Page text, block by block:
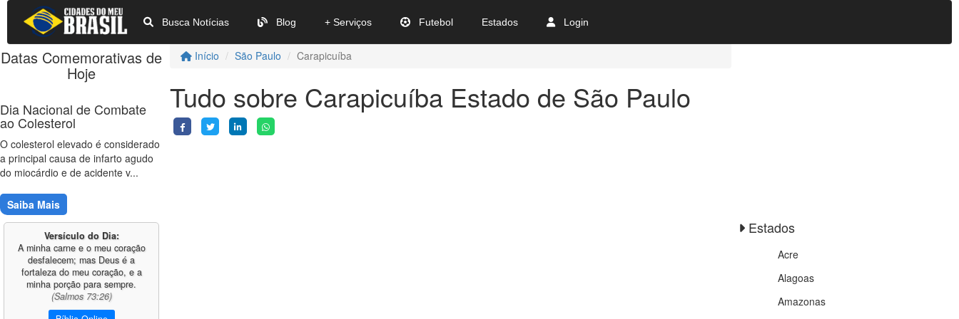
Busca Notícias Blog + Serviços Futebol Estados Login
Início São Paulo Carapicuíba
Tudo sobre Carapicuíba Estado de São Paulo
Datas Comemorativas de
Hoje
Dia Nacional de Combate
ao Colesterol
O colesterol elevado é considerado
a principal causa de infarto agudo
do miocárdio e de acidente v...
Saiba Mais
Versículo do Dia:
A minha carne e o meu coração
desfalecem; mas Deus é a
fortaleza do meu coração, e a
minha porção para sempre.
(Salmos 73:26)
Estados
Acre
Alagoas
Amazonas